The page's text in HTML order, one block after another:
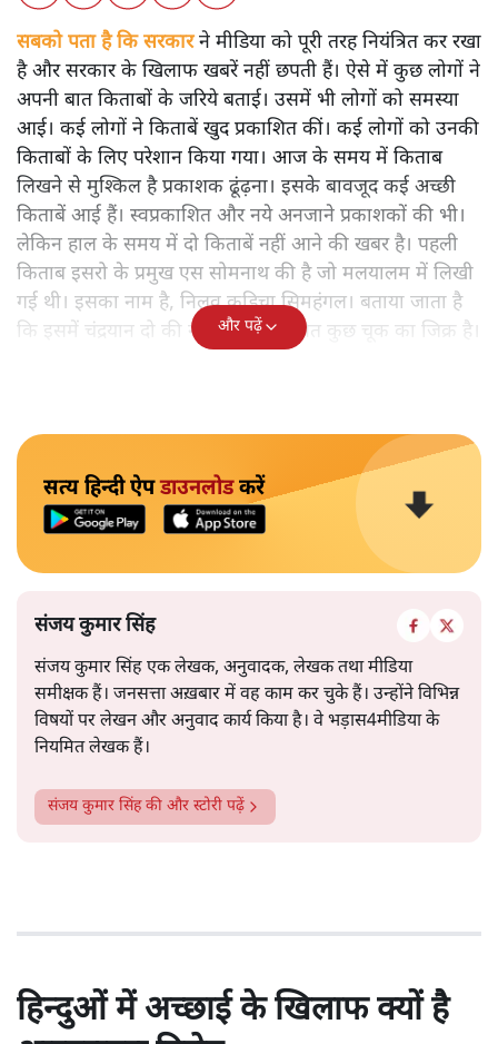
सबको पता है कि सरकारने मीडिया को पूरी तरह नियंत्रित कर रखा
है और सरकार के खिलाफ खबरें नहीं छपती हैं। ऐसे में कुछ लोगों ने
अपनी बात किताबों के जरिये बताई। उसमें भी लोगों को समस्या
आई। कई लोगों ने किताबें खुद प्रकाशित कीं। कई लोगों को उनकी
किताबों के लिए परेशान किया गया। आज के समय में किताब
लिखने से मुश्किल है प्रकाशक ढूंढ़ना। इसके बावजूद कई अच्छी
किताबें आई हैं। स्वप्रकाशित और नये अनजाने प्रकाशकों की भी।
लेकिन हाल के समय में दो किताबें नहीं आने की खबर है। पहली
किताब इसरो के प्रमुख एस सोमनाथ की है जो मलयालम में लिखी
गई थी। इसका नाम है, निलवु कुडिचा सिमहंगल। बताया जाता है
कि इसमें चंद्रयान दो की नाकामी से संबंधित कुछ चूक का जिक्र है।
और पढ़ें
सत्य हिन्दी ऐपडाउनलोडकरें
संजय कुमार सिंह
संजय कुमार सिंह एक लेखक, अनुवादक, लेखक तथा मीडिया
समीक्षक हैं। जनसत्ता अख़बार में वह काम कर चुके हैं। उन्होंने विभिन्न
विषयों पर लेखन और अनुवाद कार्य किया है। वे भड़ास4मीडिया के
नियमित लेखक हैं।
संजय कुमार सिंहकी और स्टोरी पढ़ें
हिन्दुओं में अच्छाई के खिलाफ क्यों है